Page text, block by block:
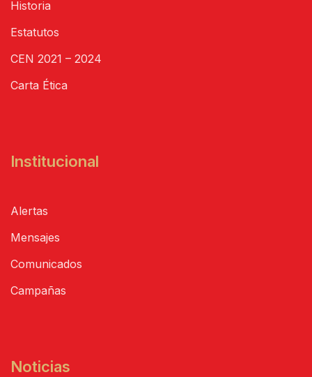
Historia
Estatutos
CEN 2021 – 2024
Carta Ética
Institucional
Alertas
Mensajes
Comunicados
Campañas
Noticias